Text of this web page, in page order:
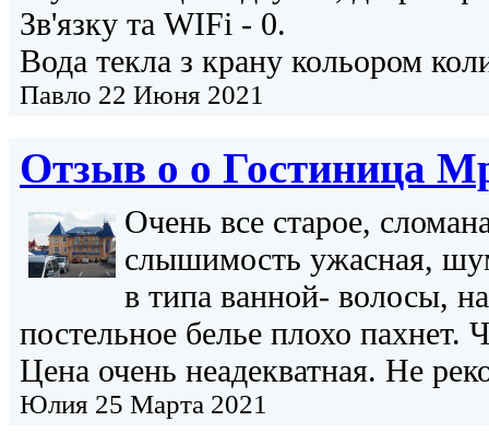
Зв'язку та WIFi - 0.
Вода текла з крану кольором
Павло 22 Июня 2021
Отзыв о о Гостиница
Очень все старое,
слышимость ужасная,
в типа ванной- волосы,
постельное белье плохо пахнет.
Цена очень неадекватная. Не
Юлия 25 Марта 2021